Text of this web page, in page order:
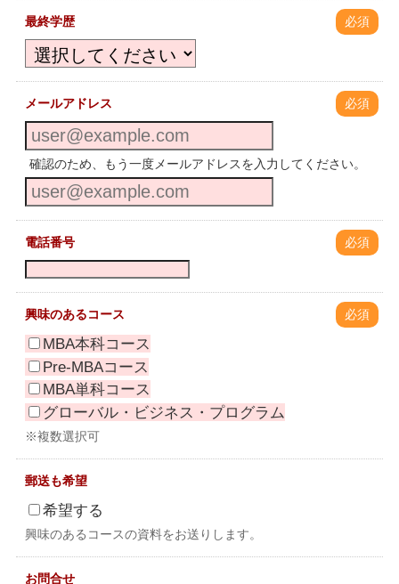
最終学歴 必須
メールアドレス 必須
確認のため、もう一度メールアドレスを入力してください。
電話番号 必須
興味のあるコース 必須
MBA本科コース
Pre-MBAコース
MBA単科コース
グローバル・ビジネス・プログラム
※複数選択可
郵送も希望
希望する
興味のあるコースの資料をお送りします。
お問合せ